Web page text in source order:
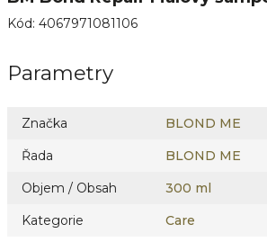
Kód: 4067971081106
Parametry
Značka
BLOND ME
Řada
BLOND ME
Objem / Obsah
300 ml
Kategorie
Care